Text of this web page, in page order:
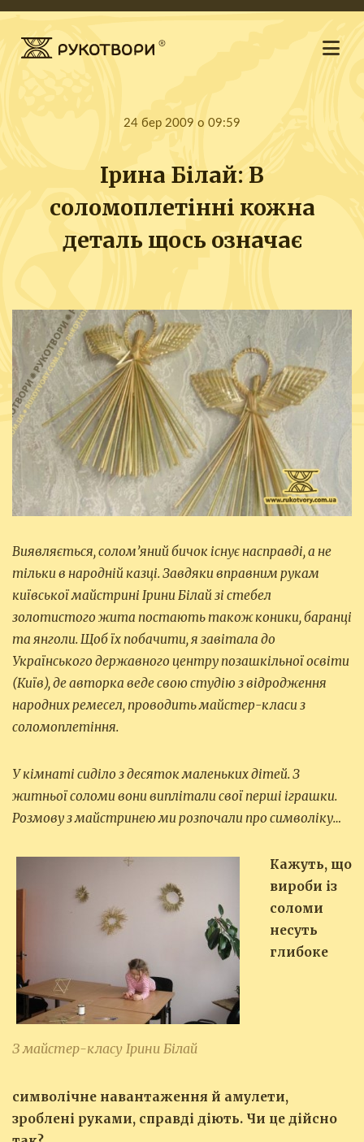
24 бер 2009 о 09:59
Ірина Білай: В
соломоплетінні кожна
деталь щось означає
Виявляється, солом’яний бичок існує насправді, а не
тільки в народній казці. Завдяки вправним рукам
київської майстрині Ірини Білай зі стебел
золотистого жита постають також коники, баранці
та янголи. Щоб їх побачити, я завітала до
Українського державного центру позашкільної освіти
(Київ), де авторка веде свою студію з відродження
народних ремесел, проводить майстер-класи з
соломоплетіння.
У кімнаті сиділо з десяток маленьких дітей. З
житньої соломи вони виплітали свої перші іграшки.
Розмову з майстринею ми розпочали про символіку…
З майстер-класу Ірини Білай
Кажуть, що
вироби із
соломи
несуть
глибоке
символічне навантаження й амулети,
зроблені руками, справді діють. Чи це дійсно